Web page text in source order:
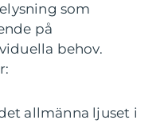
som
på
behov.
allmänna ljuset i